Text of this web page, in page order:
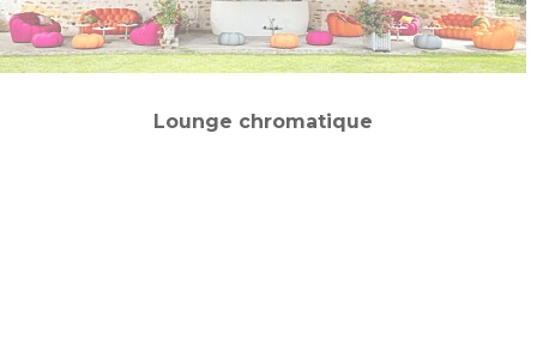
Lounge chromatique